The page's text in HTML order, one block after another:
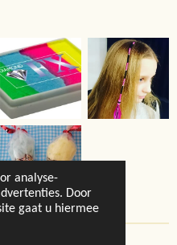
analyse-
Door
gaat u hiermee